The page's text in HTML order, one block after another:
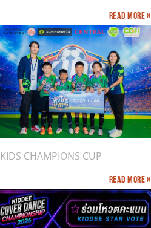
Read more »
KIDS CHAMPIONS CUP
Read more »
The 9th GYMNASTIKA BY PP CLUB